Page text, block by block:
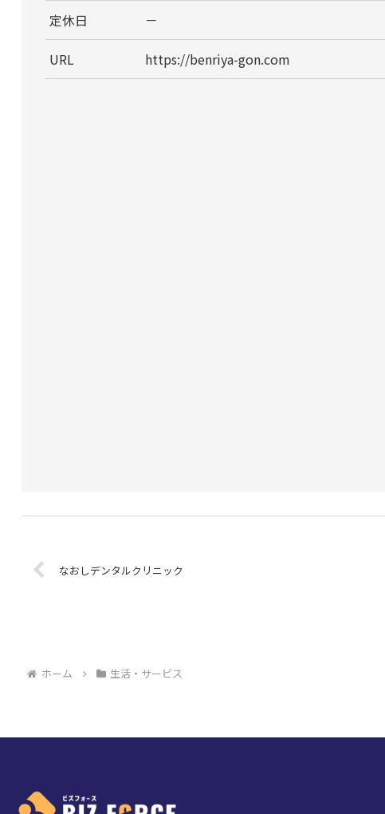
定休日 －
URL https://benriya-gon.com
なおしデンタルクリニック
ホーム 生活・サービス